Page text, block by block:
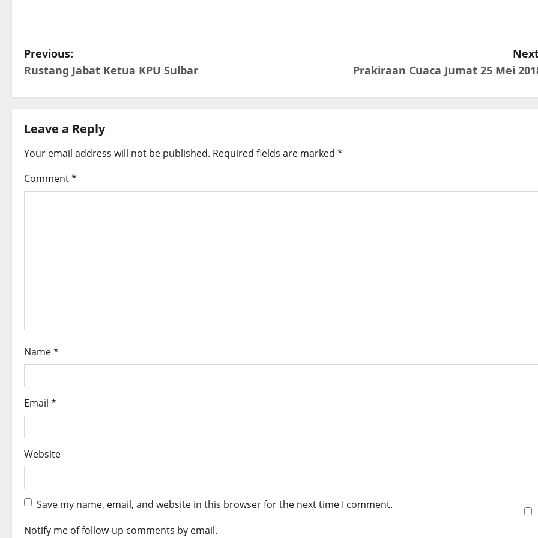
P
o
t
n
a
i
o
n
Previous:
Rustang Jabat Ketua KPU Sulbar
Prakiraan Cuaca Jumat 25 Mei
Leave a Reply
Your email address will not be published. Required fields are marked *
Comment*
Name*
Email *
Website
Save my name, email, and website in this browser for the next time I comment.
Notify me of follow-up comments by email.